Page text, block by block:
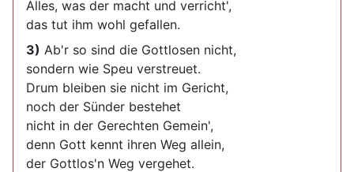
Alles, was der macht und verricht',
das tut ihm wohl gefallen.
3) Ab'r so sind die Gottlosen nicht,
sondern wie Speu verstreuet.
Drum bleiben sie nicht im Gericht,
noch der Sünder bestehet
nicht in der Gerechten Gemein',
denn Gott kennt ihren Weg allein,
der Gottlos'n Weg vergehet.